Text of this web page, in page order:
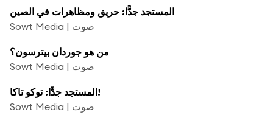
المستجد جدًّا: حريق ومظاهرات في الصين
Sowt Media | صوت
من هو جوردان بيترسون؟
Sowt Media | صوت
المستجد جدًّا: توكو تاكا!
Sowt Media | صوت